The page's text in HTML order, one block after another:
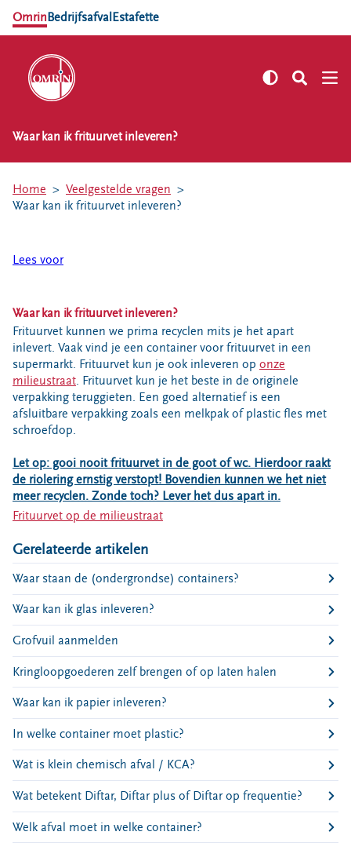
OmrinBedrijfsafval Estafette
NL EN
Afvalkalender
Milieustraten
Kringloopspullen
Afval aanmelden
Bouwcontainer huren
Ons verhaal
Nieuws
Ontdek Omrin
Over Omrin
Hier werken we aan
Ecopark De Wierde
Projecten
Contact
Storing, klacht of vraag
Klantenservice SYP
VeeIgestelde vragen
Pers
Locaties
Werken bij
Voor gemeenten
Voor leveranciers en bezoekers
Waar kan ik frituurvet inleveren?
Home
Veelgestelde vragen
Waar kan ik frituurvet inleveren?
Lees voor
Waar kan ik frituurvet inleveren?
Frituurvet kunnen we prima recyclen mits je het apart
inlevert. Vaak vind je een container voor frituurvet in een
supermarkt. Frituurvet kun je ook inleveren op onze
milieustraat. Frituurvet kun je het beste in de originele
verpakking teruggieten. Een goed alternatief is een
afsluitbare verpakking zoals een melkpak of plastic fles met
schroefdop.
Let op: gooi nooit frituurvet in de goot of wc. Hierdoor raakt
de riolering ernstig verstopt! Bovendien kunnen we het niet
meer recyclen. Zonde toch? Lever het dus apart in.
Frituurvet op de milieustraat
Gerelateerde artikelen
Waar staan de (ondergrondse) containers?
Waar kan ik glas inleveren?
Grofvuil aanmelden
Kringloopgoederen zelf brengen of op laten halen
Waar kan ik papier inleveren?
In welke container moet plastic?
Wat is klein chemisch afval / KCA?
Wat betekent Diftar, Diftar plus of Diftar op frequentie?
Welk afval moet in welke container?